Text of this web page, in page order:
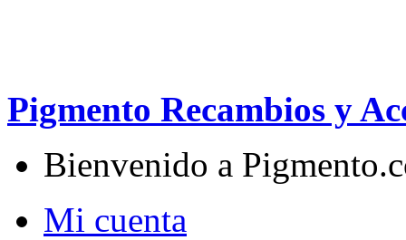
Pigmento Recambios y
Bienvenido a
Mi cuenta